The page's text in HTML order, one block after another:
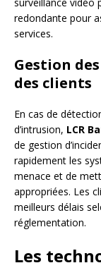
redondante pour
services.
Gestion
des clients
En cas de
d’intrusion, LCR
de gestion
rapidement les
menace et de
appropriées. Les
meilleurs délais
réglementation.
Les